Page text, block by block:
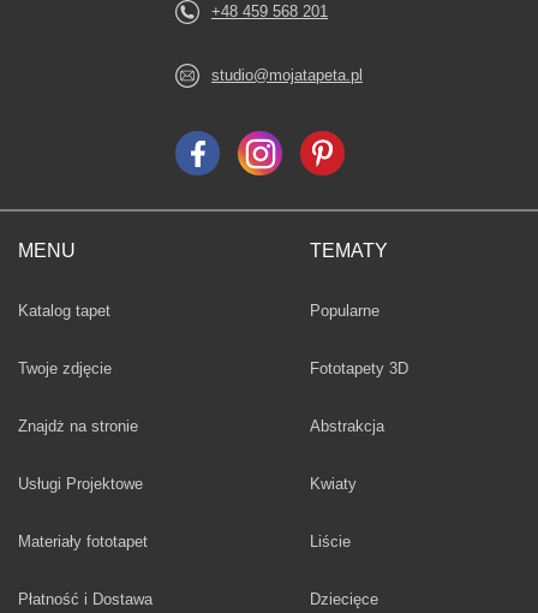
MENU
Katalog tapet
Twoje zdjęcie
Znajdż na stronie
Usługi Projektowe
Materiały fototapet
Płatność i Dostawa
TEMATY
Fototapety
Popularne
Fototapety 3D
Fototapety
Abstrakcja
Fototapety
Kwiaty
Fototapety
Liście
Fototapety
Dziecięce
+48 459 568 201
studio@mojatapeta.pl